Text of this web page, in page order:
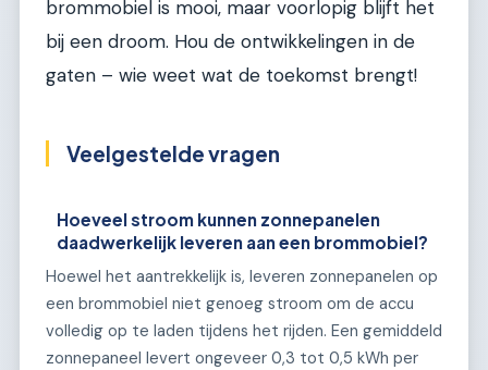
brommobiel is mooi, maar voorlopig blijft het
bij een droom. Hou de ontwikkelingen in de
gaten – wie weet wat de toekomst brengt!
Veelgestelde vragen
Hoeveel stroom kunnen zonnepanelen
daadwerkelijk leveren aan een brommobiel?
Hoewel het aantrekkelijk is, leveren zonnepanelen op
een brommobiel niet genoeg stroom om de accu
volledig op te laden tijdens het rijden. Een gemiddeld
zonnepaneel levert ongeveer 0,3 tot 0,5 kWh per